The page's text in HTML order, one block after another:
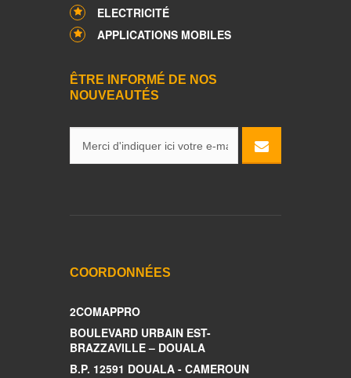
ELECTRICITÉ
APPLICATIONS MOBILES
ÊTRE INFORMÉ DE NOS
NOUVEAUTÉS
COORDONNÉES
2COMAPPRO
BOULEVARD URBAIN EST-
BRAZZAVILLE – DOUALA
B.P. 12591 DOUALA - CAMEROUN